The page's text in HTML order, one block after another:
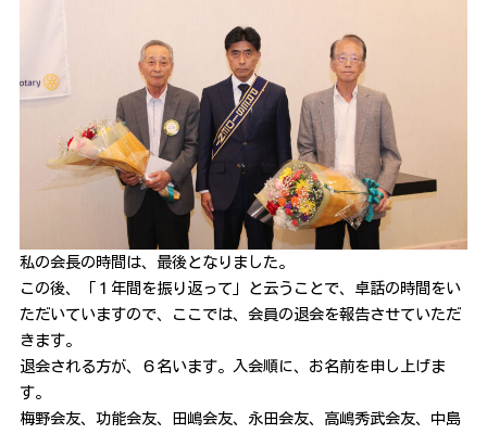
私の会長の時間は、最後となりました。
この後、「１年間を振り返って」と云うことで、卓話の時間をい
ただいていますので、ここでは、会員の退会を報告させていただ
きます。
退会される方が、６名います。入会順に、お名前を申し上げま
す。
梅野会友、功能会友、田嶋会友、永田会友、高嶋秀武会友、中島